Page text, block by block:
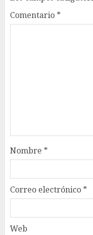
Comentario *
Nombre *
Correo electrónico *
Web